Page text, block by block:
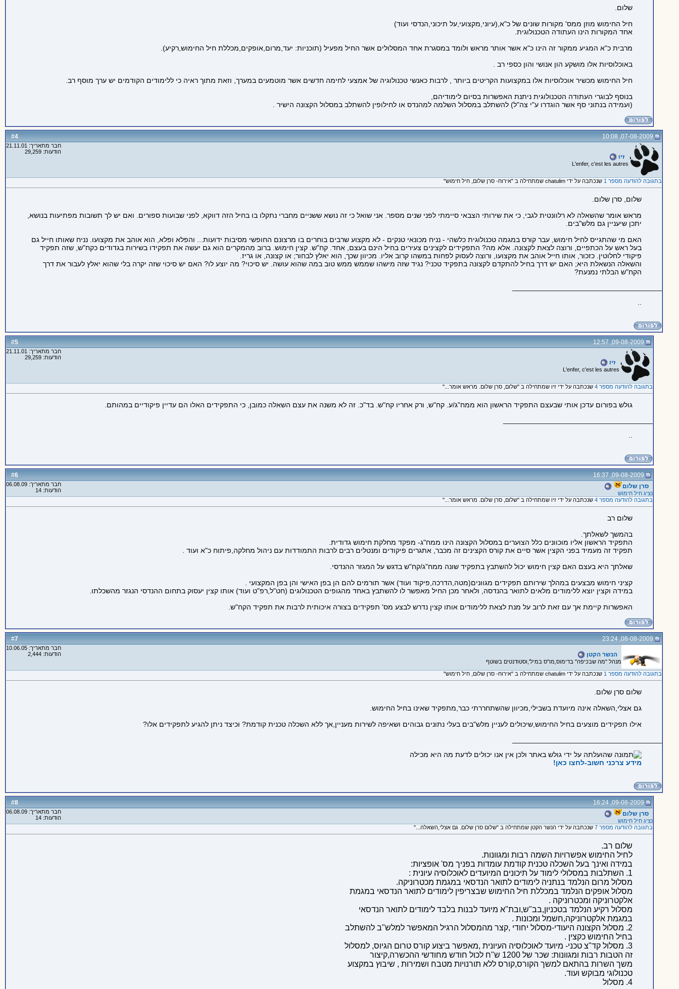
שלום.
חיל החימוש מוזן ממס' מקורות שונים של כ"א,(עיוני,מקצועי,על תיכוני,הנדסי ועוד)
אחד המקורות הינו העתודה הטכנולוגית.
מרבית כ"א המגיע ממקור זה הינו כ"א אשר אותר מראש ולומד במסגרת אחד המסלולים אשר החיל מפעיל (תוכניות: יעד,מרום,אופקים,מכללת חיל החימוש,רקיע).
באוכלוסיות אלו מושקע הון אנושי והון כספי רב .
חיל החימוש מכשיר אוכלוסיות אלו במקצועות הקריטים ביותר , לרבות כאנשי טכנולוגיה של אמצעי לחימה חדשים אשר מוטמעים במערך, וזאת מתוך ראיה כי ללימודים הקודמים יש ערך מוסף רב.
בנוסף לבוגרי העתודה הטכנולוגית ניתנת האפשרות בסיום לימודיהם,
(ועמידה בנתוני סף אשר הוגדרו ע"י צה"ל) להשתלב במסלול השלמה למהנדס או לחילופין להשתלב במסלול הקצונה הישיר .
#
4 07-08-2009, 10:08
זיו
L'enfer, c'est les autres
חבר מתאריך: 21.11.01
הודעות: 29,259
בתגובה להודעה מספר 1 שנכתבה על ידי chatulim שמתחילה ב "אירוח- סרן שלום, חיל חימוש"
שלום, סרן שלום.
מראש אומר שהשאלה לא רלוונטית לגבי, כי את שירותי הצבאי סיימתי לפני שנים מספר. אני שואל כי זה נושא ששניים מחברי נתקלו בו בחיל הזה דווקא, לפני שבועות ספורים. ואם יש לך תשובות מפתיעות בנושא,
יתכן שיעניין גם מלש"בים.
האם מי שהתגייס לחיל חימוש, עבר קורס במגמה טכנולוגית כלשהי - נניח מכונאי טנקים - לא מקצוע שרבים בוחרים בו מרצונם החופשי מסיבות ידועות... והפלא ופלא, הוא אוהב את מקצועו. נניח שאותו חייל גם
בעל ראש על הכתפיים, ורוצה לצאת לקצונה. אלא מה? התפקידים לקצינים צעירים בחיל הינם בעצם, אחד. קח"ש. קצין חימוש. ברוב מהמקרים הוא גם יעשה את תפקידו בשירות בגדודים כקח"ש, שזה תפקיד
פיקודי לחלוטין. כזכור, אותו חייל אוהב את מקצועו, ורוצה לעסוק לפחות במשהו קרוב אליו. מכיוון שכך, הוא יאלץ לבחור; או קצונה, או גריז.
והשאלה הנשאלת היא; האם יש דרך בחיל להתקדם לקצונה בתפקיד טכני? נגיד שזה מישהו שממש ממש טוב במה שהוא עושה. יש סיכוי? מה יוצע לו? האם יש סיכוי שזה יקרה בלי שהוא יאלץ לעבור את דרך
הקח"ש הבלתי נמנעת?
#
5 09-08-2009, 12:57
זיו
L'enfer, c'est les autres
חבר מתאריך: 21.11.01
הודעות: 29,259
בתגובה להודעה מספר 4 שנכתבה על ידי זיו שמתחילה ב "שלום, סרן שלום. מראש אומר..."
גולש בפורום עדכן אותי שבעצם התפקיד הראשון הוא ממח"ג/ע. קח"ש, ורק אחריו קח"ש. בד"כ. זה לא משנה את עצם השאלה כמובן, כי התפקידים האלו הם עדיין פיקודיים במהותם.
#
6
09-08-2009, 16:37
סרן שלום
נציג חיל חימוש
חבר מתאריך: 06.08.09
הודעות: 14
בתגובה להודעה מספר 4
שנכתבה על ידי זיו שמתחילה ב "שלום, סרן שלום. מראש אומר..."
שלום רב
בהמשך לשאלתך.
התפקיד הראשון אליו מוכוונים כלל הצוערים במסלול הקצונה הינו ממח"ג- מפקד מחלקת חימוש גדודית.
תפקיד זה מעמיד בפני הקצין אשר סיים את קורס הקצינים זה מכבר, אתגרים פיקודים ומנטלים רבים לרבות התמודדות עם ניהול מחלקה,פיתוח כ"א ועוד .
שאלתך היא בעצם האם קצין חימוש יכול להשתבץ בתפקיד שונה ממח"ג/קח"ש בדגש על המגזר ההנדסי.
קציני חימוש מבצעים במהלך שירותם תפקידים מגוונים(מטה,הדרכה,פיקוד ועוד) אשר תורמים להם הן בפן האישי והן בפן המקצועי .
במידה וקצין יוצא ללימודים מלאים לתואר בהנדסה, ולאחר מכן החיל מאפשר לו להשתבץ באחד מהגופים הטכנולוגים (חט"ל,רפ"ט ועוד) אותו קצין יעסוק בתחום ההנדסי הנגזר מהשכלתו.
האפשרות קיימת אך עם זאת לרוב על מנת לצאת ללימודים אותו קצין נדרש לבצע מס' תפקידים בצורה איכותית לרבות את תפקיד הקח"ש.
#
7 08-08-2009, 23:24
הנשר הקטן
מנהל "מה שבכיפה" בדימוס,מו"ס במיל',וסטודנטים בשוטף
חבר מתאריך: 10.06.05
הודעות: 2,444
בתגובה להודעה מספר 1 שנכתבה על ידי chatulim שמתחילה ב "אירוח- סרן שלום, חיל חימוש"
שלום סרן שלום.
גם אצלי,השאלה אינה מיועדת בשבילי,מכיוון שהשתחררתי כבר,מתפקיד שאינו בחיל החימוש.
אילו תפקידים מוצעים בחיל החימוש,שיכולים לעניין מלש"בים בעלי נתונים גבוהים ושאיפה לשירות מעניין,אך ללא השכלה טכנית קודמת? וכיצד ניתן להגיע לתפקידים אלו?
מידע צרכני חשוב-לחצו כאן!
#
8
09-08-2009, 16:24
סרן שלום
נציג חיל חימוש
חבר מתאריך: 06.08.09
הודעות: 14
בתגובה להודעה מספר 7
שנכתבה על ידי הנשר הקטן שמתחילה ב "שלום סרן שלום. גם אצלי,השאלה..."
שלום רב.
לחיל החימוש אפשרויות השמה רבות ומגוונות.
במידה ואינך בעל השכלה טכנית קודמת עומדות בפניך מס' אופציות:
1. השתלבות במסלולי לימוד על תיכונים המיועדים לאוכלוסיה עיונית :
מסלול מרום הנלמד בנתניה לימודים לתואר הנדסאי במגמת מכטרוניקה.
מסלול אופקים הנלמד במכללת חיל החימוש שבצריפין לימודים לתואר הנדסאי במגמת
אלקטרוניקה ומכטרוניקה .
מסלול רקיע הנלמד בטכניון,בב"ש,ובת"א מיועד לבנות בלבד לימודים לתואר הנדסאי
במגמת אלקטרוניקה,חשמל ומכונות .
2. מסלול הקצונה היעודי-מסלול יחודי ,קצר מהמסלול הרגיל המאפשר למלש"ב להשתלב
בחיל החימוש כקצין .
3. מסלול קד"צ טכני- מיועד לאוכלוסיה העיונית ,מאפשר ביצוע קורס טרום הגיוס, למסלול
זה הטבות רבות ומגוונות: שכר של 1200 ש"ח לכול חודש מחודשי ההכשרה,קיצור
משך השרות בהתאם למשך הקורס,קורס ללא תורנויות מטבח ושמירות , שיבוץ במקצוע
טכנולוגי מבוקש ועוד.
4. מסלול